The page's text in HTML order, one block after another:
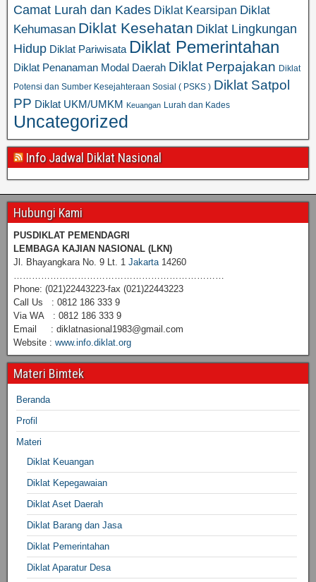
Camat Lurah dan Kades Diklat Kearsipan Diklat
Kehumasan Diklat Kesehatan Diklat Lingkungan
Hidup Diklat Pariwisata Diklat Pemerintahan
Diklat Penanaman Modal Daerah Diklat Perpajakan Diklat
Potensi dan Sumber Kesejahteraan Sosial ( PSKS ) Diklat Satpol
PP Diklat UKM/UMKM Keuangan Lurah dan Kades
Uncategorized
Info Jadwal Diklat Nasional
Hubungi Kami
PUSDIKLAT PEMENDAGRI
LEMBAGA KAJIAN NASIONAL (LKN)
Jl. Bhayangkara No. 9 Lt. 1 Jakarta 14260
Phone: (021)22443223-fax (021)22443223
Call Us : 0812 186 333 9
Via WA : 0812 186 333 9
Email : diklatnasional1983@gmail.com
Website : www.info.diklat.org
Materi Bimtek
Beranda
Profil
Materi
Diklat Keuangan
Diklat Kepegawaian
Diklat Aset Daerah
Diklat Barang dan Jasa
Diklat Pemerintahan
Diklat Aparatur Desa